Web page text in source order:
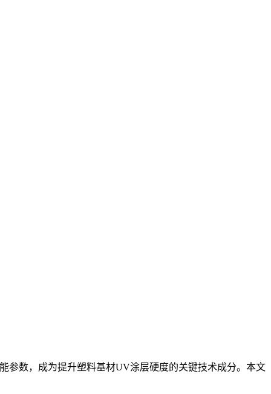
参数，成为提升塑料基材UV涂层硬度的关键技术成分。本文